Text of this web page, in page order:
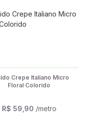
Crepe Italiano Micro
Floral Colorido
R$ 59,90 /metro